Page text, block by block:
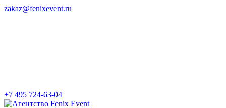
zakaz@fenixevent.ru
+7 495 724-63-04
Агентство